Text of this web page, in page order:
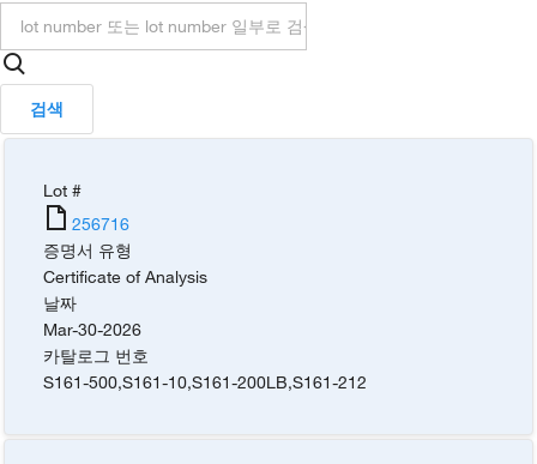
검색
Lot #
256716
증명서 유형
Certificate of Analysis
날짜
Mar-30-2026
카탈로그 번호
S161-500,S161-10,S161-200LB,S161-212